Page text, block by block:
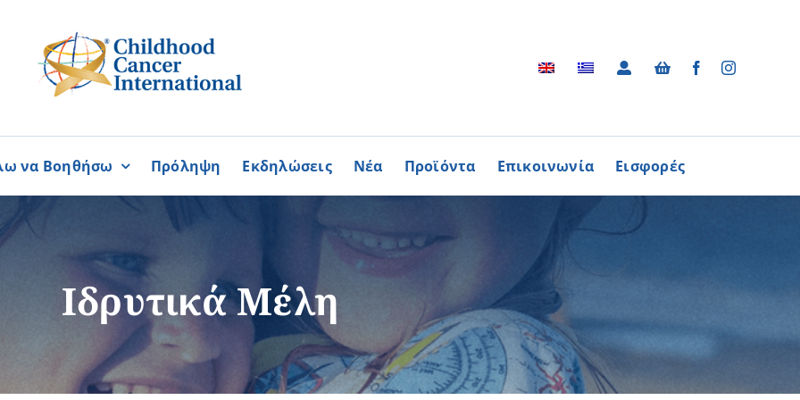
Παγκύπρια Συμμαχία Σπάνιων Παθήσεων
Παγκύπριο Συντονιστικό Συμβούλιο Εθελοντισμού
Ομοσπονδία Συνδέσμων Ασθενών Κύπρου
Φλόγα Ελλάδος
Φωτογραφικό Αρχείο
Βίντεο
Ραδιοφωνικές Διαφημίσεις
Διαφημίσεις / Φυλλάδια
Τα Τραγούδια
να Βοηθήσω
ΓΙΝΟΜΑΙ
Περισσότερα
ΓΙΝΟΜΑΙ
ΕΘΕΛΟΝΤΗΣ
Περισσότερα
ΑΓΟΡΑΖΩ
ΠΡΟΙΟΝΤΑ
Περισσότερα
Πρόληψη Εκδηλώσεις Νέα Προϊόντα Επικοινωνία Εισφορές
Ιδρυτικά Μέλη